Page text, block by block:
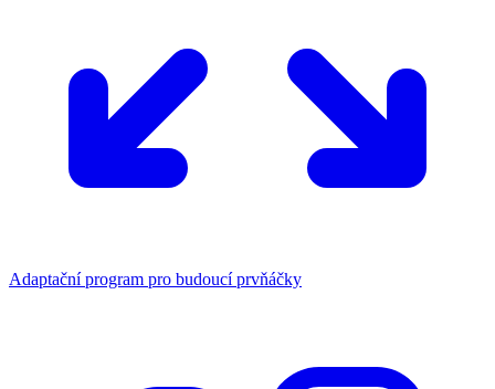
Adaptační program pro budoucí prvňáčky